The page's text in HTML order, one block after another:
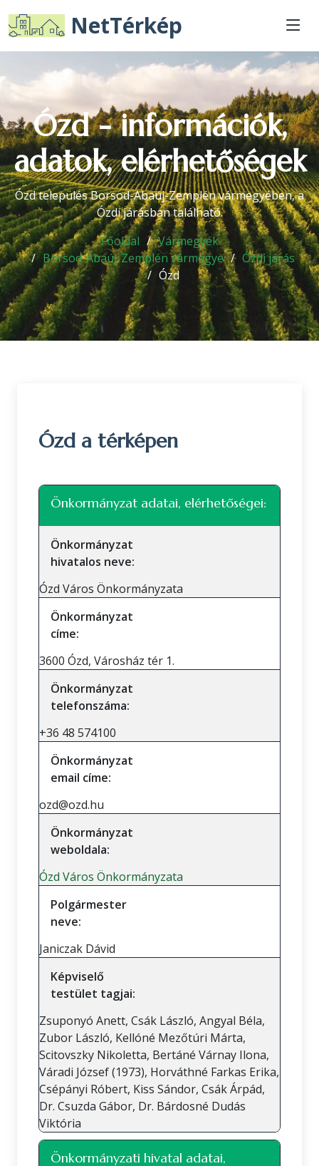
NetTérkép
Ózd - információk,
adatok, elérhetőségek
Ózd település Borsod-Abaúj-Zemplén vármegyében, a
Ózdi járásban található.
Főoldal
Vármegyék
Borsod-Abaúj-Zemplén vármegye
Ózdi járás
Ózd
Ózd a térképen
+
Önkormányzat adatai, elérhetőségei:
Önkormányzat
hivatalos neve:
Ózd Város Önkormányzata
Önkormányzat
címe:
3600 Ózd, Városház tér 1.
Önkormányzat
telefonszáma:
+36 48 574100
Önkormányzat
email címe:
ozd@ozd.hu
Önkormányzat
weboldala:
Ózd Város Önkormányzata
Polgármester
neve:
Janiczak Dávid
Képviselő
testület tagjai:
Zsuponyó Anett, Csák László, Angyal Béla,
Zubor László, Kellóné Mezőtúri Márta,
Scitovszky Nikoletta, Bertáné Várnay Ilona,
Váradi József (1973), Horváthné Farkas Erika,
Csépányi Róbert, Kiss Sándor, Csák Árpád,
Dr. Csuzda Gábor, Dr. Bárdosné Dudás
Viktória
Önkormányzati hivatal adatai,